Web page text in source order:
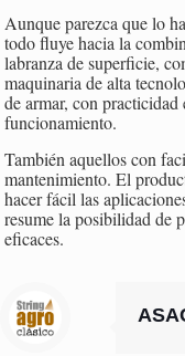
Aunque parezca que lo
todo fluye hacia la
labranza de superficie,
maquinaria de alta
de armar, con
funcionamiento.
También aquellos con
mantenimiento. El
hacer fácil las
resume la posibilidad de
eficaces.